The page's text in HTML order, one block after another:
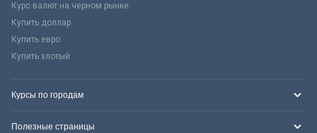
Курс валют на черном рынке
Купить доллар
Купить евро
Купить злотый
Курсы по городам
Полезные страницы